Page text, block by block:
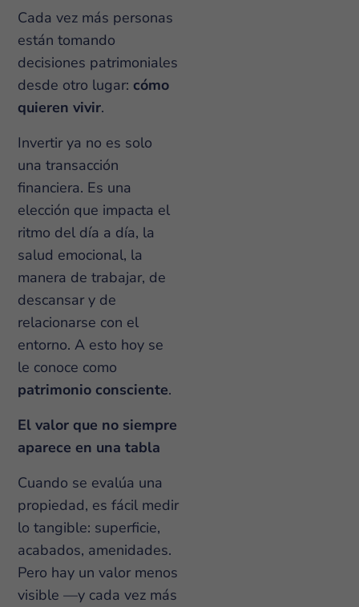
Cada vez más personas
están tomando
decisiones patrimoniales
desde otro lugar:cómo
quieren vivir.
Invertir ya no es solo
una transacción
financiera. Es una
elección que impacta el
ritmo del día a día, la
salud emocional, la
manera de trabajar, de
descansar y de
relacionarse con el
entorno. A esto hoy se
le conoce como
patrimonio consciente.
El valor que no siempre
aparece en una tabla
Cuando se evalúa una
propiedad, es fácil medir
lo tangible: superficie,
acabados, amenidades.
Pero hay un valor menos
visible —y cada vez más